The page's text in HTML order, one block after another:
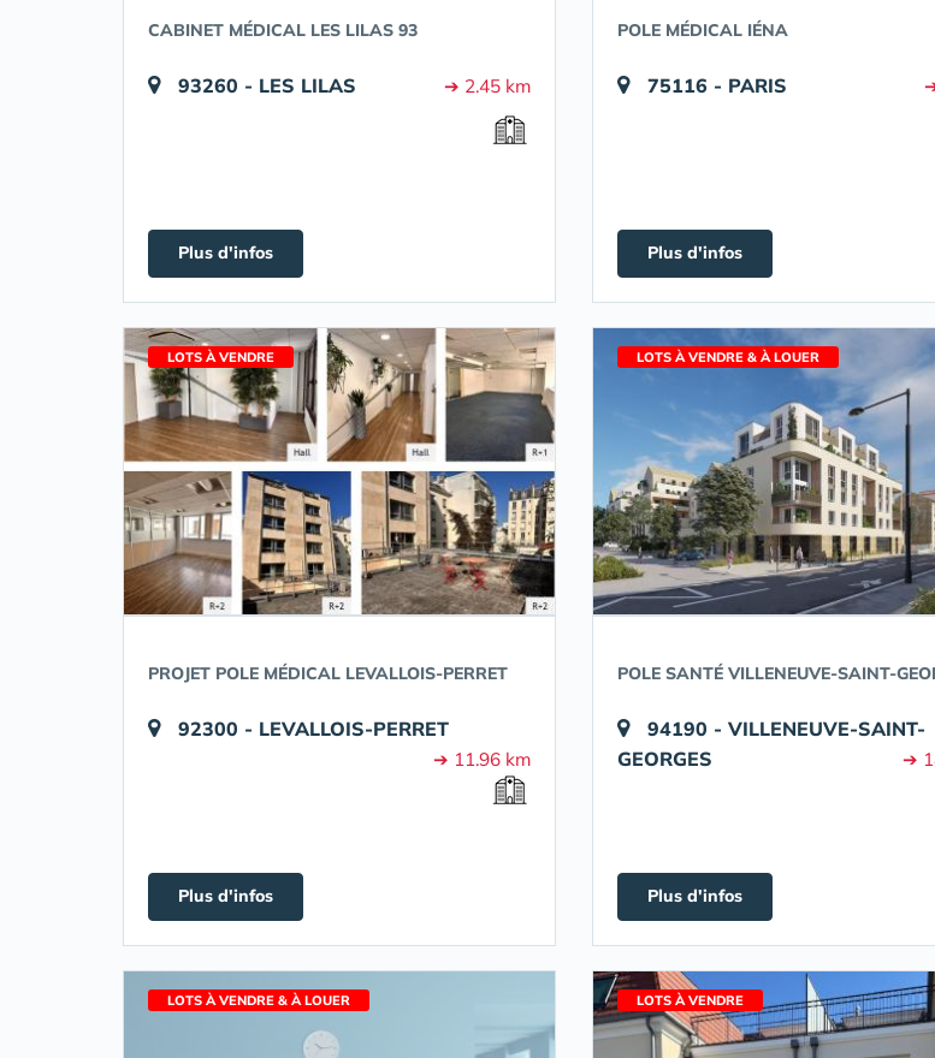
CABINET MÉDICAL LES LILAS 93
93260 - LES LILAS ➔ 2.45 km
Plus d'infos
POLE MÉDICAL IÉNA
75116 - PARIS
Plus d'infos
LOTS À VENDRE
PROJET POLE MÉDICAL LEVALLOIS-PERRET
92300 - LEVALLOIS-PERRET
➔ 11.96 km
Plus d'infos
LOTS À VENDRE & À LOUER
POLE SANTÉ VILLENEUVE-SAINT-
94190 - VILLENEUVE-SAINT-
GEORGES
➔
Plus d'infos
LOTS À VENDRE & À LOUER LOTS À VENDRE